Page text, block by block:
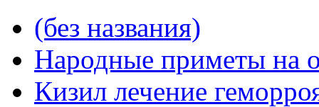
(без названия)
Народные приметы на
Кизил лечение